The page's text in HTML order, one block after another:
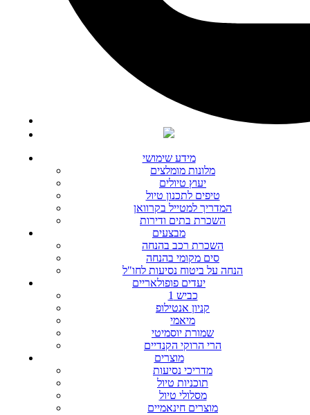
מידע שימושי
מלונות מומלצים
יעוץ טיולים
טיפים לתכנון טיול
המדריך למטייל בקרוואן
השכרת בתים ודירות
מבצעים
השכרת רכב בהנחה
סים מקומי בהנחה
הנחה על ביטוח נסיעות לחו"ל
יעדים פופולאריים
כביש 1
קניון אנטילופ
מיאמי
שמורת יוסמיטי
הרי הרוקי הקנדיים
מוצרים
מדריכי נסיעות
תוכניות טיול
מסלולי טיול
מוצרים חינאמיים